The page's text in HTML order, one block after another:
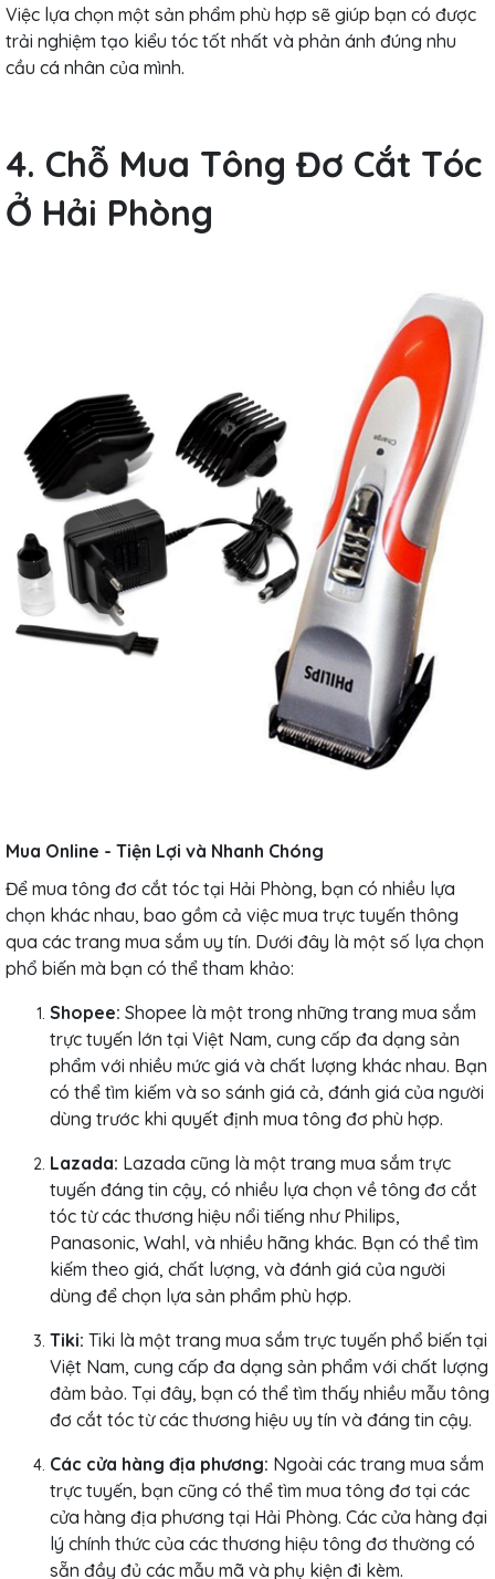
Việc lựa chọn một sản phẩm phù hợp sẽ giúp bạn có được
trải nghiệm tạo kiểu tóc tốt nhất và phản ánh đúng nhu
cầu cá nhân của mình.
4. Chỗ Mua Tông Đơ Cắt Tóc
Ở Hải Phòng
Mua Online - Tiện Lợi và Nhanh Chóng
Để mua tông đơ cắt tóc tại Hải Phòng, bạn có nhiều lựa
chọn khác nhau, bao gồm cả việc mua trực tuyến thông
qua các trang mua sắm uy tín. Dưới đây là một số lựa chọn
phổ biến mà bạn có thể tham khảo:
Shopee: Shopee là một trong những trang mua sắm
trực tuyến lớn tại Việt Nam, cung cấp đa dạng sản
phẩm với nhiều mức giá và chất lượng khác nhau. Bạn
có thể tìm kiếm và so sánh giá cả, đánh giá của người
dùng trước khi quyết định mua tông đơ phù hợp.
Lazada: Lazada cũng là một trang mua sắm trực
tuyến đáng tin cậy, có nhiều lựa chọn về tông đơ cắt
tóc từ các thương hiệu nổi tiếng như Philips,
Panasonic, Wahl, và nhiều hãng khác. Bạn có thể tìm
kiếm theo giá, chất lượng, và đánh giá của người
dùng để chọn lựa sản phẩm phù hợp.
Tiki: Tiki là một trang mua sắm trực tuyến phổ biến tại
Việt Nam, cung cấp đa dạng sản phẩm với chất lượng
đảm bảo. Tại đây, bạn có thể tìm thấy nhiều mẫu tông
đơ cắt tóc từ các thương hiệu uy tín và đáng tin cậy.
Các cửa hàng địa phương: Ngoài các trang mua sắm
trực tuyến, bạn cũng có thể tìm mua tông đơ tại các
cửa hàng địa phương tại Hải Phòng. Các cửa hàng đại
lý chính thức của các thương hiệu tông đơ thường có
sẵn đầy đủ các mẫu mã và phụ kiện đi kèm.